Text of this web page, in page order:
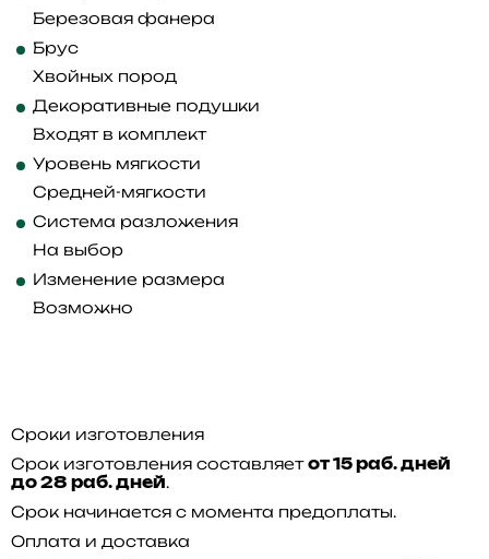
Березовая фанера
Брус
Хвойных пород
Декоративные подушки
Входят в комплект
Уровень мягкости
Средней-мягкости
Система разложения
На выбор
Изменение размера
Возможно
Сроки изготовления
Срок изготовления составляет от 15 раб. дней
до 28 раб. дней.
Срок начинается с момента предоплаты.
Оплата и доставка